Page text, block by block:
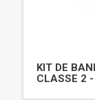
KIT DE
CLASSE 2